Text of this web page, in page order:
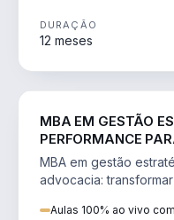
DURAÇÃO
12 meses
MBA EM GESTÃO
PERFORMANCE
MBA em gestão
advocacia:
Aulas 100% ao vivo